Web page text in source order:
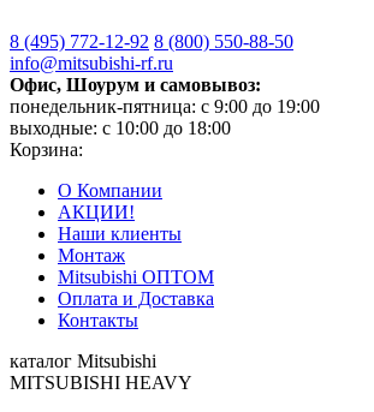
8 (495) 772-12-92 8 (800) 550-88-50
info@mitsubishi-rf.ru
Офис, Шоурум и самовывоз:
понедельник-пятница: с 9:00 до 19:00
выходные: с 10:00 до 18:00
Корзина:
О Компании
АКЦИИ!
Наши клиенты
Монтаж
Mitsubishi ОПТОМ
Оплата и Доставка
Контакты
каталог Mitsubishi
MITSUBISHI HEAVY